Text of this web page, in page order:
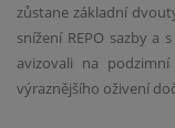
zůstane základní
snížení REPO sazby
avizovali na
výraznějšího oživení